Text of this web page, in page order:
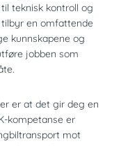
teknisk kontroll og
en omfattende
kunnskapene og
jobben som
er at det gir deg en
kompetanse er
mot